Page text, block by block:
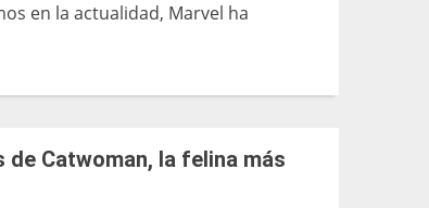
en la actualidad, Marvel ha
de Catwoman, la felina más